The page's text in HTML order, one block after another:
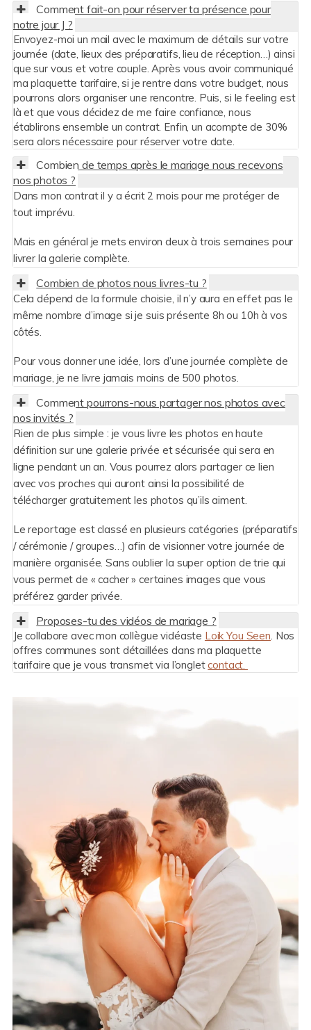
Comment fait-on pour réserver ta présence pour
notre jour J ?
Envoyez-moi un mail avec le maximum de détails sur votre
journée (date, lieux des préparatifs, lieu de réception…) ainsi
que sur vous et votre couple. Après vous avoir communiqué
ma plaquette tarifaire, si je rentre dans votre budget, nous
pourrons alors organiser une rencontre. Puis, si le feeling est
là et que vous décidez de me faire confiance, nous
établirons ensemble un contrat. Enfin, un acompte de 30%
sera alors nécessaire pour réserver votre date.
Combien de temps après le mariage nous recevons
nos photos ?
Dans mon contrat il y a écrit 2 mois pour me protéger de
tout imprévu.
Mais en général je mets environ deux à trois semaines pour
livrer la galerie complète.
Combien de photos nous livres-tu ?
Cela dépend de la formule choisie, il n’y aura en effet pas le
même nombre d’image si je suis présente 8h ou 10h à vos
côtés.
Pour vous donner une idée, lors d’une journée complète de
mariage, je ne livre jamais moins de 500 photos.
Comment pourrons-nous partager nos photos avec
nos invités ?
Rien de plus simple : je vous livre les photos en haute
définition sur une galerie privée et sécurisée qui sera en
ligne pendant un an. Vous pourrez alors partager ce lien
avec vos proches qui auront ainsi la possibilité de
télécharger gratuitement les photos qu’ils aiment.
Le reportage est classé en plusieurs catégories (préparatifs
/ cérémonie / groupes…) afin de visionner votre journée de
manière organisée. Sans oublier la super option de trie qui
vous permet de « cacher » certaines images que vous
préférez garder privée.
Proposes-tu des vidéos de mariage ?
Je collabore avec mon collègue vidéaste Loik You Seen. Nos
offres communes sont détaillées dans ma plaquette
tarifaire que je vous transmet via l’ongletcontact.